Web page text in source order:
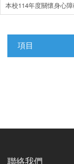
本校114年度關懷身心
項目
聯絡我們